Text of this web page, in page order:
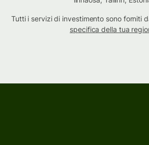
Tutti i servizi di investimento sono forniti
specifica della tua